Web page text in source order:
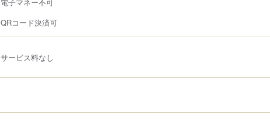
電子マネー不可
QRコード決済可
サービス料なし